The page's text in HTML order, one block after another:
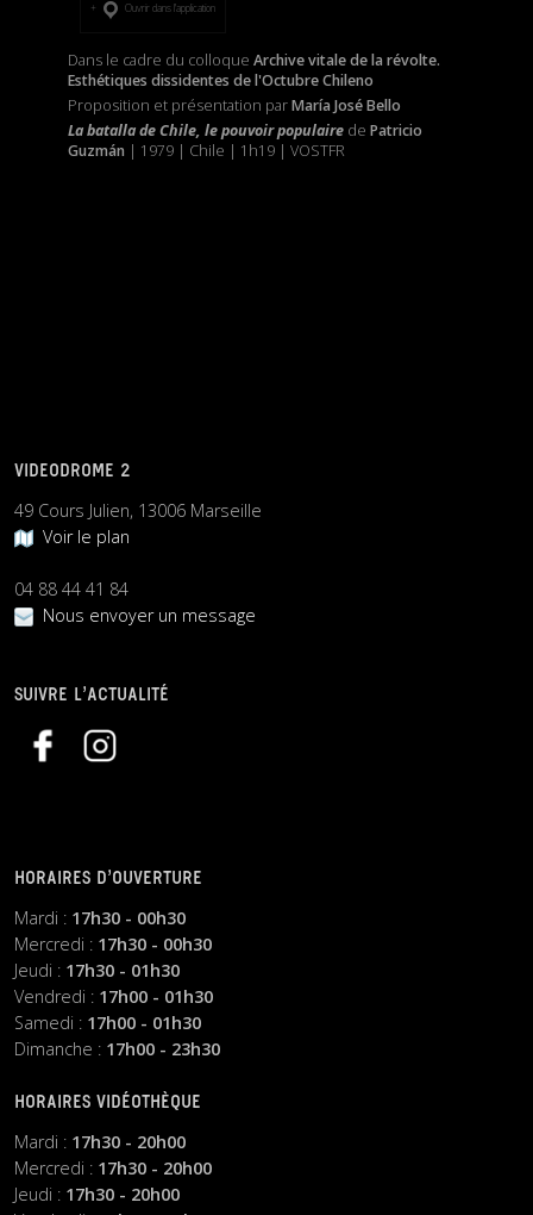
Ouvrir dans l’application
Dans le cadre du colloque Archive vitale de la révolte.
Esthétiques dissidentes de l'Octubre Chileno
Proposition et présentation parMaría José Bello
La batalla de Chile, le pouvoir populairede Patricio
Guzmán | 1979 | Chile | 1h19 | VOSTFR
VIDEODROME 2
49 Cours Julien, 13006 Marseille
Voir le plan
04 88 44 41 84
Nous envoyer un message
SUIVRE L’ACTUALITÉ
HORAIRES D’OUVERTURE
Mardi : 17h30 - 00h30
Mercredi : 17h30 - 00h30
Jeudi : 17h30 - 01h30
Vendredi : 17h00 - 01h30
Samedi : 17h00 - 01h30
Dimanche : 17h00 - 23h30
HORAIRES VIDÉOTHÈQUE
Mardi : 17h30 - 20h00
Mercredi : 17h30 - 20h00
Jeudi : 17h30 - 20h00